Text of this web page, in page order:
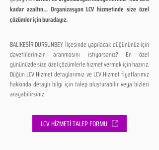
kadar azaltın... Organizasyon LCV hizmetinde size özel
çözümler için buradayız.
BALIKESİR DURSUNBEY İlçesinde yapılacak düğününüz için
davetlilerinizin aranmasını istiyorsanız? En özel
gününüzde size özel çözümlerle hizmet vermek için hazırız.
Düğün LCV Hizmet detaylarımız ve LCV Hizmet fiyatlarımız
hakkında detaylı bilgi için talep oluşturabilir veya bizleri
arayabilirsiniz.
LCV HİZMETİ TALEP FORMU